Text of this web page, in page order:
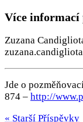
Více informací
Zuzana
Jde o
874 – http://
« Starší Příspěvky